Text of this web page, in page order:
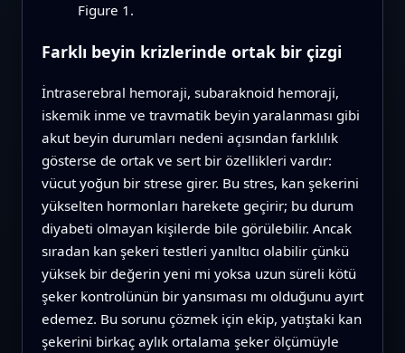
Figure 1.
Farklı beyin krizlerinde ortak bir çizgi
İntraserebral hemoraji, subaraknoid hemoraji,
iskemik inme ve travmatik beyin yaralanması gibi
akut beyin durumları nedeni açısından farklılık
gösterse de ortak ve sert bir özellikleri vardır:
vücut yoğun bir strese girer. Bu stres, kan şekerini
yükselten hormonları harekete geçirir; bu durum
diyabeti olmayan kişilerde bile görülebilir. Ancak
sıradan kan şekeri testleri yanıltıcı olabilir çünkü
yüksek bir değerin yeni mi yoksa uzun süreli kötü
şeker kontrolünün bir yansıması mı olduğunu ayırt
edemez. Bu sorunu çözmek için ekip, yatıştaki kan
şekerini birkaç aylık ortalama şeker ölçümüyle